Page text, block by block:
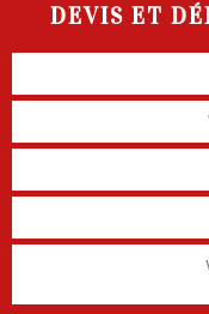
DEVIS ET